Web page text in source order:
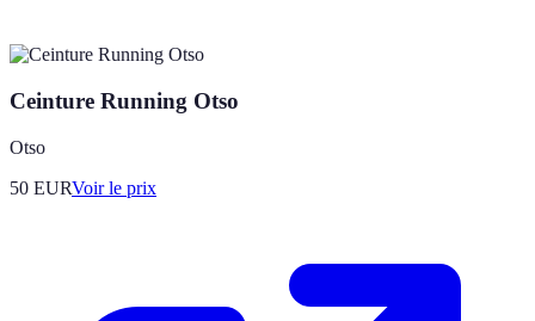
Ceinture Running Otso
Otso
50 EURVoir le prix